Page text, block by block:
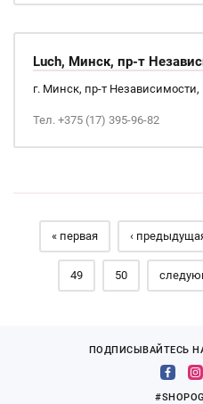
Luch, Минск, пр-т
г. Минск, пр-т Независимости,
Тел. +375 (17) 395-96-82
Страницы
« первая ‹
49 50
ПОДПИСЫВАЙТЕСЬ